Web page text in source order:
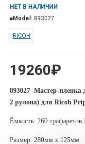
19260₽
НЕТ В НАЛИЧИИ
Model: 893027
RICOH
893027 Мастер-пленка
2 рулона) для Ricoh
Ёмкость: 260
Размер: 280мм x 125мм